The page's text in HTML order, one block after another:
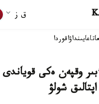
ق ز
تاعايىنداۋاقوردا
وقپەن ەكى قوياندى
شولۋ